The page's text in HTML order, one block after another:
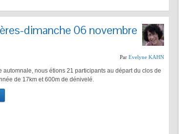
dimanche 06 novembre
Par Evelyne KAHN
automnale, nous étions 21 participants au départ du clos de
de 17km et 600m de dénivelé.